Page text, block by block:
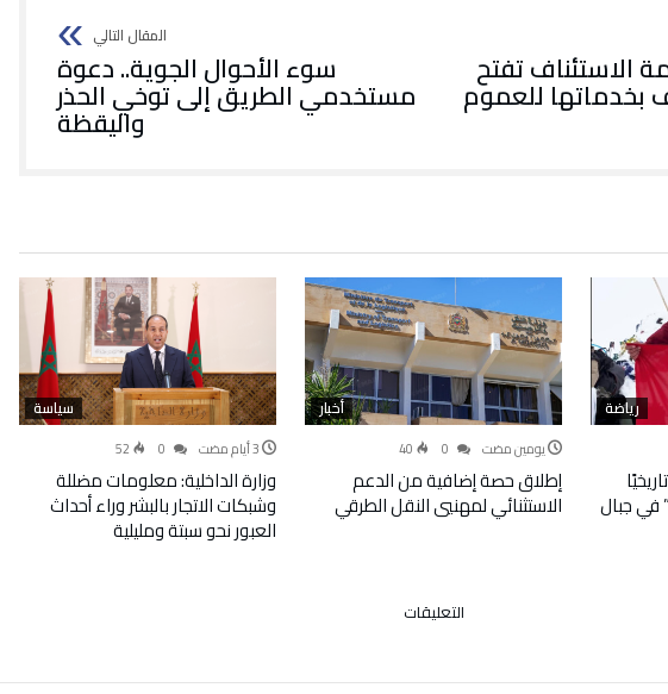
تفتح
بخدماتها للعموم
سوء الأحوال الجوية.. دعوة
مستخدمي الطريق إلى توخي الحذر
واليقظة
رياضة
ببلوغ قمة “كانغ ياتسي 2” في جبال
أخبار
‫‫‫‏‫يومين مضت‬ 40
إطلاق حصة إضافية من الدعم
الاستثنائي لمهنيي النقل الطرقي
سياسة
52
وزارة الداخلية: معلومات مضللة
وشبكات الاتجار بالبشر وراء أحداث
العبور نحو سبتة ومليلية
التعليقات
29